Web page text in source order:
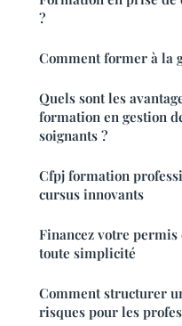
?
Comment former à la
Quels sont les
formation en gestion
soignants ?
Cfpj formation
cursus innovants
Financez votre permis
toute simplicité
Comment structurer
risques pour les